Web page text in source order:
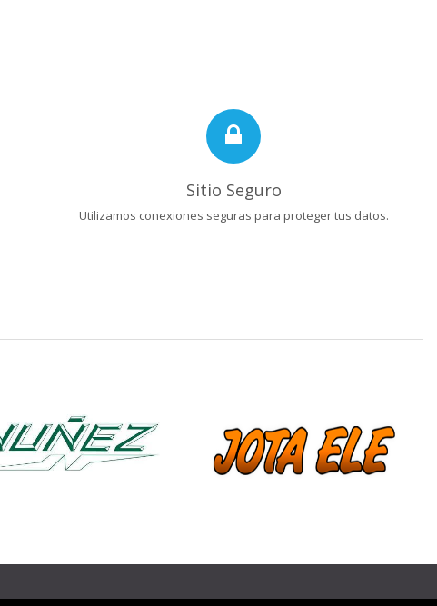
Sitio Seguro
Utilizamos conexiones seguras para proteger tus datos.